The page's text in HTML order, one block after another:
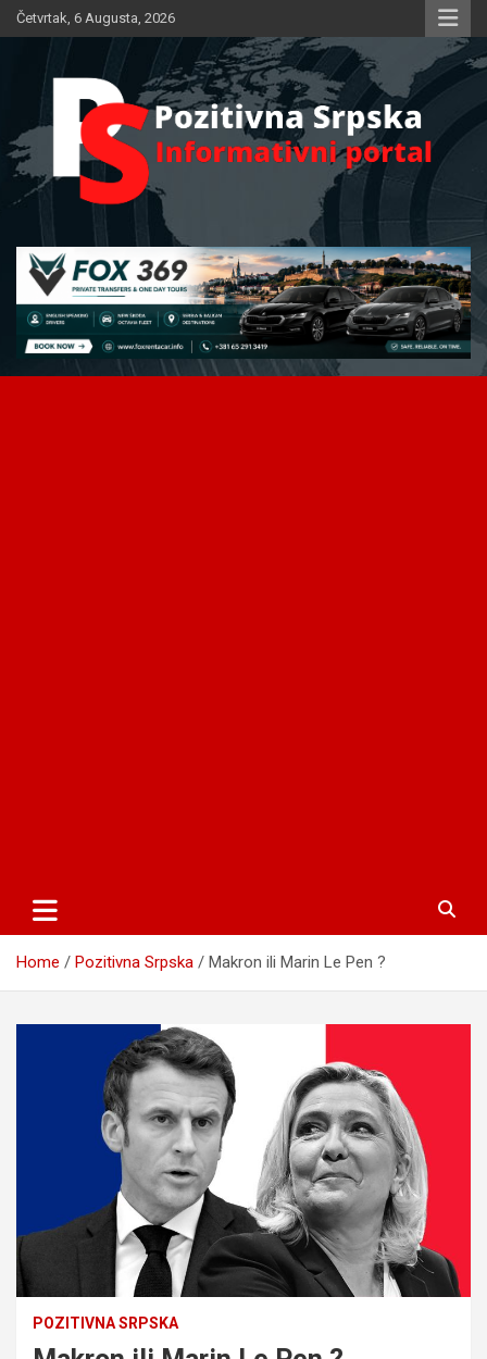
Skip
to
Četvrtak, 6 Augusta, 2026
Pozitivna Srpska
Home Pozitivna Srpska Makron ili Marin Le Pen ?
POZITIVNA SRPSKA